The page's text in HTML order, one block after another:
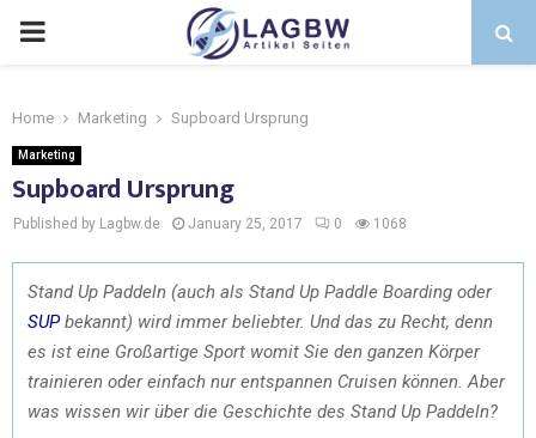
Home Marketing Supboard Ursprung
Marketing
Supboard Ursprung
Published by Lagbw.de January 25, 2017 0 1068
Stand Up Paddeln (auch als Stand Up Paddle Boarding oder
SUPbekannt) wird immer beliebter. Und das zu Recht, denn
es ist eine Großartige Sport womit Sie den ganzen Körper
trainieren oder einfach nur entspannen Cruisen können. Aber
was wissen wir über die Geschichte des Stand Up Paddeln?